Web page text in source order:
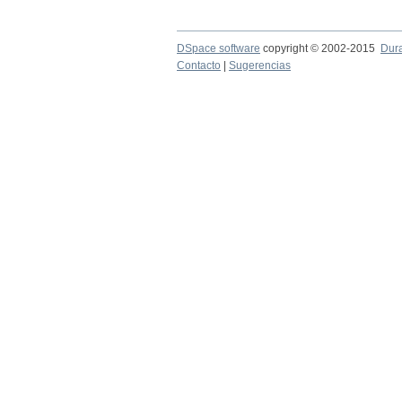
DSpace software copyright © 2002-2015
Contacto
Sugerencias